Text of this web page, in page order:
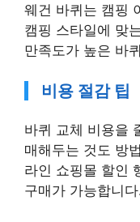
웨건 바퀴는 캠핑
캠핑 스타일에 맞
만족도가 높은 바
비용 절감 팁
바퀴 교체 비용을
매해두는 것도 방
라인 쇼핑몰 할인
구매가 가능합니